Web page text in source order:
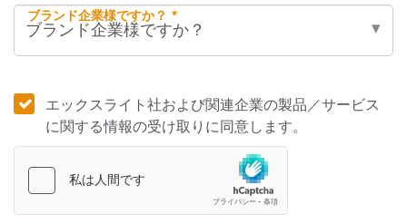
ブランド企業様ですか？ *
エックスライト社および関連企業の製品／サービス
に関する情報の受け取りに同意します。